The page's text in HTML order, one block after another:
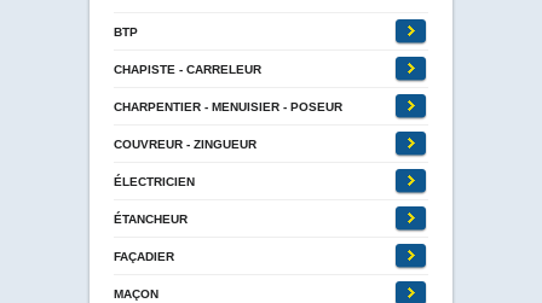
BTP
CHAPISTE - CARRELEUR
CHARPENTIER - MENUISIER - POSEUR
COUVREUR - ZINGUEUR
ÉLECTRICIEN
ÉTANCHEUR
FAÇADIER
MAÇON